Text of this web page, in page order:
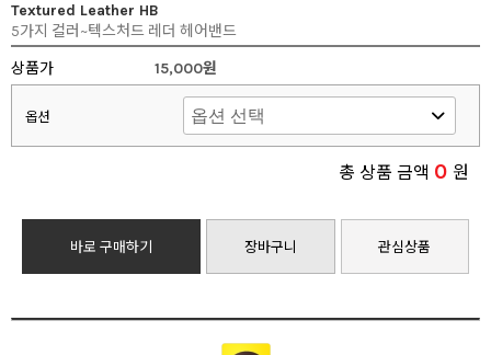
Textured Leather HB
5가지 컬러~텍스처드 레더 헤어밴드
상품가
15,000원
옵션
총 상품 금액 0 원
바로 구매하기 장바구니 관심상품